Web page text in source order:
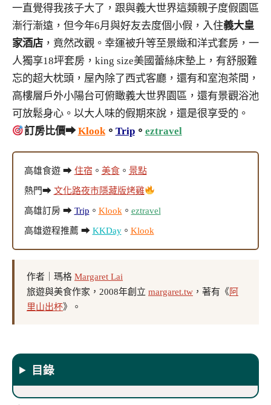
一直覺得我孩子大了，跟與義大世界這類親子度假園區
漸行漸遠，但今年6月與好友去度個小假，入住義大皇
家酒店 ，竟然改觀。幸運被升等至景緻和洋式套房，一
人獨享18坪套房，king size美國蕾絲床墊上，有舒服難
忘的超大枕頭，屋內除了西式客廳，還有和室泡茶間，
高樓層戶外小陽台可俯瞰義大世界園區，還有景觀浴池
可放鬆身心。以大人味的假期來說，還是很享受的。
訂房比價➡Klook。 Trip。 eztravel
高雄食遊 ➡ 住宿 。 美食。 景點
熱門➡ 文化路夜市隱藏版烤雞
高雄訂房 ➡ Trip 。 Klook 。 eztravel
高雄遊程推薦 ➡ KKDay。 Klook
作者｜瑪格 Margaret Lai
旅遊與美食作家，2008年創立 margaret.tw ，著有《阿
里山出杯》。
目錄